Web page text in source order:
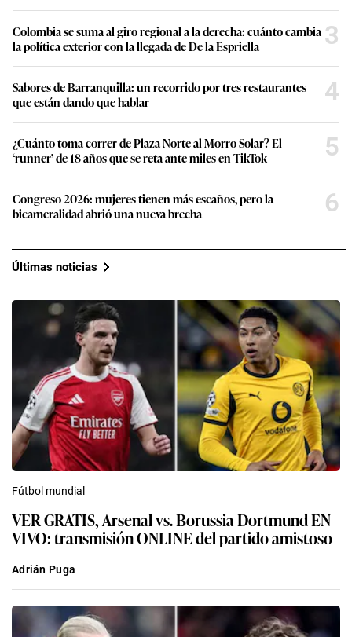
Colombia se suma al giro regional a la derecha: cuánto cambia
la política exterior con la llegada de De la Espriella
3
Sabores de Barranquilla: un recorrido por tres restaurantes
que están dando que hablar
4
¿Cuánto toma correr de Plaza Norte al Morro Solar? El
‘runner’ de 18 años que se reta ante miles en TikTok
5
Congreso 2026: mujeres tienen más escaños, pero la
bicameralidad abrió una nueva brecha
6
Últimas noticias
Fútbol mundial
VER GRATIS, Arsenal vs. Borussia Dortmund EN
VIVO: transmisión ONLINE del partido amistoso
Adrián Puga